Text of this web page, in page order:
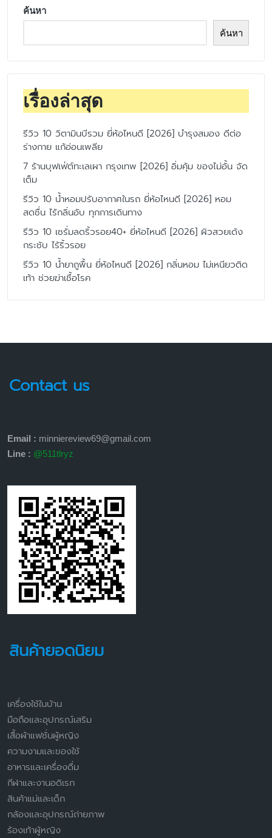
ค้นหา
ค้นหา
เรื่องล่าสุด
รีวิว 10 วิตามินบีรวม ยี่ห้อไหนดี [2026] บำรุงสมอง ดีต่อ
ร่างกาย แก้อ่อนเพลีย
7 ร้านบุฟเฟ่ต์ทะเลเผา กรุงเทพ [2026] อิ่มคุ้ม ของไม่อั้น จัด
เต็ม
รีวิว 10 น้ำหอมปรับอากาศในรถ ยี่ห้อไหนดี [2026] หอม
สดชื่น ไร้กลิ่นอับ ทุกการเดินทาง
รีวิว 10 เซรั่มลดริ้วรอย40+ ยี่ห้อไหนดี [2026] ผิวสวยเด้ง
กระชับ ไร้ริ้วรอย
รีวิว 10 น้ำยาถูพื้น ยี่ห้อไหนดี [2026] กลิ่นหอม ไม่เหนียวติด
เท้า ช่วยฆ่าเชื้อโรค
Contact us
Email : minniereview69@gmail.com
Line : @511tlryz
สินค้ายอดนิยม
เครื่องใช้ในบ้าน
มือถือและอุปกรณ์เสริม
เสื้อผ้าแฟชั่นผู้หญิง
ความงามและของใช้
อาหารและเครื่องดื่ม
กีฬาและงานอดิเรก
สินค้าแม่และเด็ก
กล้องและอุปกรณ์ถ่ายภาพ
ร้องเท้าผู้หญิง